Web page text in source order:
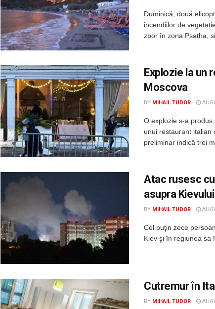
Duminică, două
incendiilor de
zbor în zona Psatha,
Explozie la un
Moscova
BY MIHAIL TUDOR
O explozie s-a
unui restaurant italian
preliminar indică trei
Atac rusesc
asupra Kievului
BY MIHAIL TUDOR
Cel puţin zece
Kiev şi în regiunea sa
Cutremur în
BY MIHAIL TUDOR